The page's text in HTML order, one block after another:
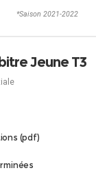
*Saison 2021-2022
Jeune T3
(pdf)